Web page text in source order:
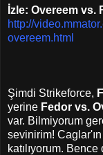
İzle: Overeem vs.
http://
overeem.html
Şimdi Strikeforce,
yerine Fedor vs.
var. Bilmiyorum
sevinirim!
katılıyorum.